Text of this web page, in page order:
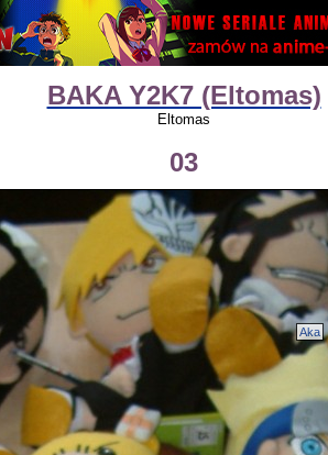
BAKA Y2K7 (Eltomas)
Eltomas
03
Aka